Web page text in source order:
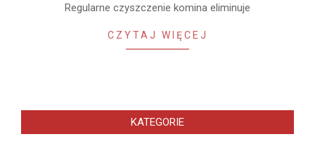
Regularne czyszczenie komina eliminuje
CZYTAJ WIĘCEJ
KATEGORIE